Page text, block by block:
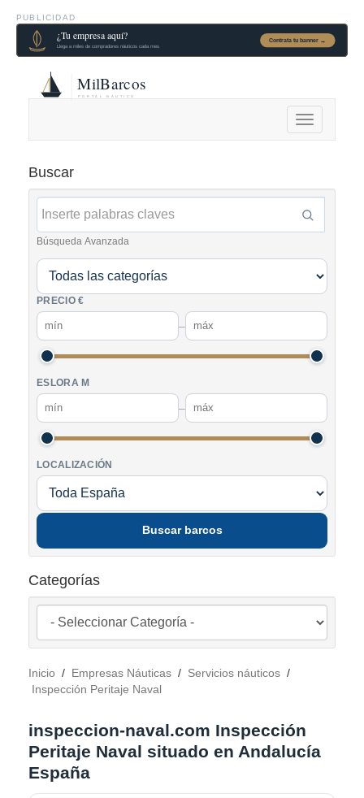
PUBLICIDAD
Alternar
navegación
Buscar
Búsqueda Avanzada
PRECIO €
–
ESLORA M
–
LOCALIZACIÓN
Buscar barcos
Categorías
Inicio / Empresas Náuticas / Servicios náuticos /
Inspección Peritaje Naval
inspeccion-naval.com Inspección
Peritaje Naval situado en Andalucía
España